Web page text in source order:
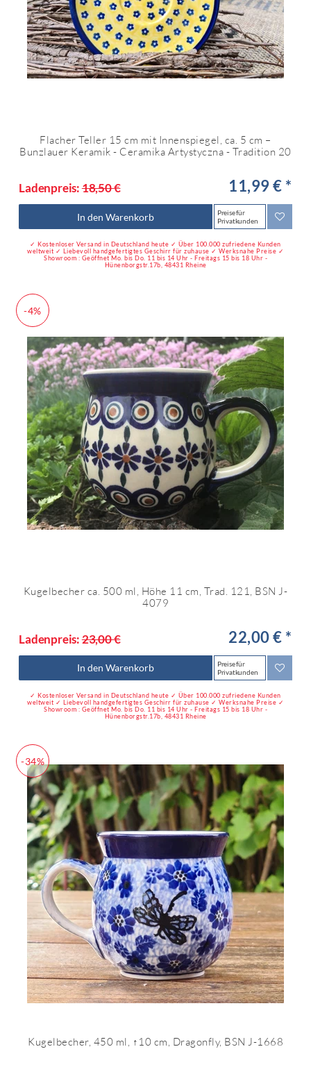
Flacher Teller 15 cm mit Innenspiegel, ca. 5 cm –
Bunzlauer Keramik - Ceramika Artystyczna - Tradition 20
Ladenpreis:18,50 € 11,99 € *
In den Warenkorb
Preise für
Privatkunden
✓ Kostenloser Versand in Deutschland heute ✓ Über 100.000 zufriedene Kunden
weltweit ✓ Liebevoll handgefertigtes Geschirr für zuhause ✓ Werksnahe Preise ✓
Showroom : Geöffnet Mo. bis Do. 11 bis 14 Uhr - Freitags 15 bis 18 Uhr -
Hünenborgstr.17b, 48431 Rheine
-4%
Kugelbecher ca. 500 ml, Höhe 11 cm, Trad. 121, BSN J-
4079
Ladenpreis:23,00 € 22,00 € *
In den Warenkorb
Preise für
Privatkunden
✓ Kostenloser Versand in Deutschland heute ✓ Über 100.000 zufriedene Kunden
weltweit ✓ Liebevoll handgefertigtes Geschirr für zuhause ✓ Werksnahe Preise ✓
Showroom : Geöffnet Mo. bis Do. 11 bis 14 Uhr - Freitags 15 bis 18 Uhr -
Hünenborgstr.17b, 48431 Rheine
-34%
Kugelbecher, 450 ml, ↑10 cm, Dragonfly, BSN J-1668